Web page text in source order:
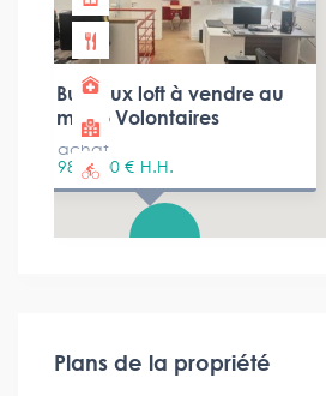
Bureaux loft à vendre au
métro Volontaires
achat
980 000 € H.H.
Plans de la propriété